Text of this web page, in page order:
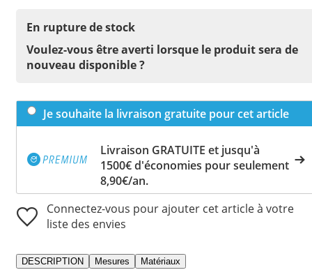
En rupture de stock
Voulez-vous être averti lorsque le produit sera de
nouveau disponible ?
Je souhaite la livraison gratuite pour cet article
Livraison GRATUITE et jusqu'à
1500€ d'économies pour seulement
8,90€/an.
Connectez-vous pour ajouter cet article à votre
liste des envies
DESCRIPTION Mesures Matériaux